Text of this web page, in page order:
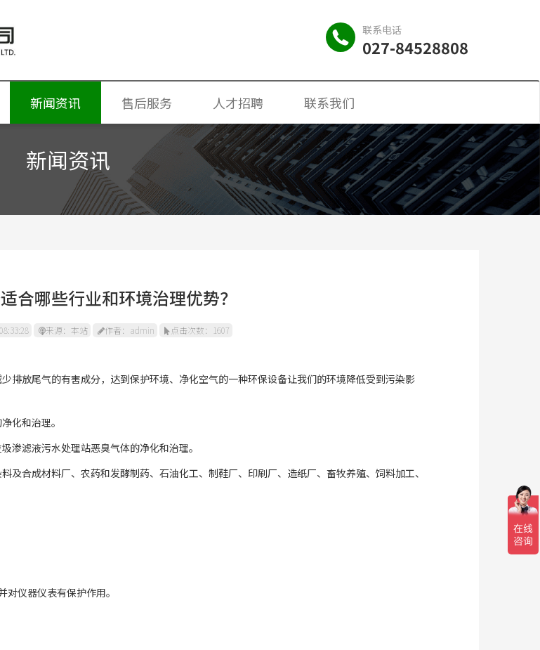
联系电话
027-84528808
新闻资讯 售后服务 人才招聘 联系我们
新闻资讯
合哪些行业和环境治理优势？
来源：本站 作者：admin 点击次数：1607
排放尾气的有害成分，达到保护环境、净化空气的一种环保设备让我们的环境降低受到污染影
化和治理。
渗滤液污水处理站恶臭气体的净化和治理。
及合成材料厂、农药和发酵制药、石油化工、制鞋厂、印刷厂、造纸厂、畜牧养殖、饲料加工、
仪器仪表有保护作用。